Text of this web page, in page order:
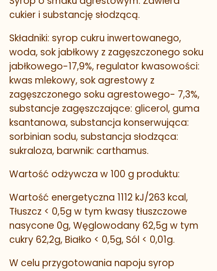
cukier i substancję słodzącą.
Składniki: syrop cukru inwertowanego,
woda, sok jabłkowy z zagęszczonego soku
jabłkowego-17,9%, regulator kwasowości:
kwas mlekowy, sok agrestowy z
zagęszczonego soku agrestowego- 7,3%,
substancje zagęszczające: glicerol, guma
ksantanowa, substancja konserwująca:
sorbinian sodu, substancja słodząca:
sukraloza, barwnik: carthamus.
Wartość odżywcza w 100 g produktu:
Wartość energetyczna 1112 kJ/263 kcal,
Tłuszcz < 0,5g w tym kwasy tłuszczowe
nasycone 0g, Węglowodany 62,5g w tym
cukry 62,2g, Białko < 0,5g, Sól < 0,01g.
W celu przygotowania napoju syrop